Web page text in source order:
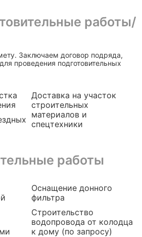
работы/
Заключаем договор подряда,
проведения подготовительных
Доставка на участок
строительных
материалов и
спецтехники
работы
Оснащение донного
фильтра
Строительство
водопровода от колодца
к дому (по запросу)